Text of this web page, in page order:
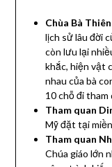
Chùa Bà
lịch sử lâu đời
còn lưu lại
khắc, hiện vật
nhau của bà
10 chỗ đi tham
Tham quan
Mỹ đặt tại
Tham quan
Chúa giáo lớn